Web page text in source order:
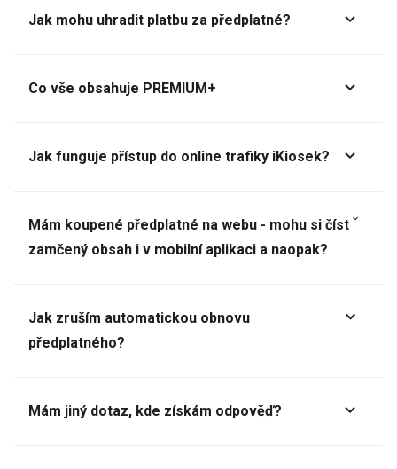
Jak mohu uhradit platbu za předplatné?
Co vše obsahuje PREMIUM+
Jak funguje přístup do online trafiky iKiosek?
Mám koupené předplatné na webu - mohu si číst
zamčený obsah i v mobilní aplikaci a naopak?
Jak zruším automatickou obnovu
předplatného?
Mám jiný dotaz, kde získám odpověď?